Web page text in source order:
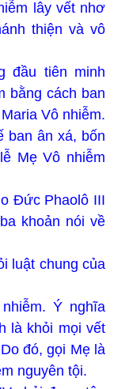
lây vết nhơ
thiện và vô
đầu tiên minh
bằng cách ban
Vô nhiễm.
ban ân xá, bốn
Mẹ Vô nhiễm
Đức Phaolô III
khoản nói về
luật chung của
Ý nghĩa
là khỏi mọi vết
đó, gọi Mẹ là
nguyên tội.